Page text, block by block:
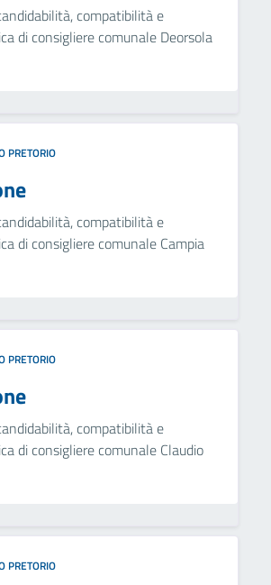
compatibilità e
di consigliere comunale Deorsola
PRETORIO
compatibilità e
di consigliere comunale Campia
PRETORIO
compatibilità e
di consigliere comunale Claudio
PRETORIO